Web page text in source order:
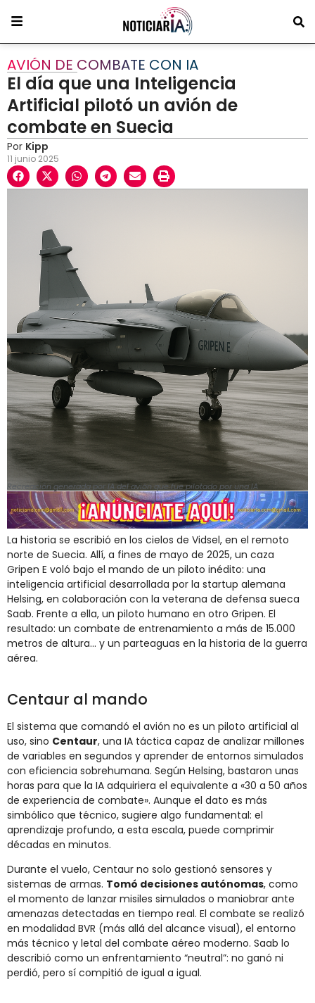
AVIÓN DE COMBATE CON IA
El día que una Inteligencia
Artificial pilotó un avión de
combate en Suecia
Por Kipp
11 junio 2025
Recreación generada por IA del avión que fue pilotado por una IA
La historia se escribió en los cielos de Vidsel, en el remoto
norte de Suecia. Allí, a fines de mayo de 2025, un caza
Gripen E voló bajo el mando de un piloto inédito: una
inteligencia artificial desarrollada por la startup alemana
Helsing, en colaboración con la veterana de defensa sueca
Saab. Frente a ella, un piloto humano en otro Gripen. El
resultado: un combate de entrenamiento a más de 15.000
metros de altura… y un parteaguas en la historia de la guerra
aérea.
Centaur al mando
El sistema que comandó el avión no es un piloto artificial al
uso, sino Centaur, una IA táctica capaz de analizar millones
de variables en segundos y aprender de entornos simulados
con eficiencia sobrehumana. Según Helsing, bastaron unas
horas para que la IA adquiriera el equivalente a «30 a 50 años
de experiencia de combate». Aunque el dato es más
simbólico que técnico, sugiere algo fundamental: el
aprendizaje profundo, a esta escala, puede comprimir
décadas en minutos.
Durante el vuelo, Centaur no solo gestionó sensores y
sistemas de armas. Tomó decisiones autónomas, como
el momento de lanzar misiles simulados o maniobrar ante
amenazas detectadas en tiempo real. El combate se realizó
en modalidad BVR (más allá del alcance visual), el entorno
más técnico y letal del combate aéreo moderno. Saab lo
describió como un enfrentamiento “neutral”: no ganó ni
perdió, pero sí compitió de igual a igual.